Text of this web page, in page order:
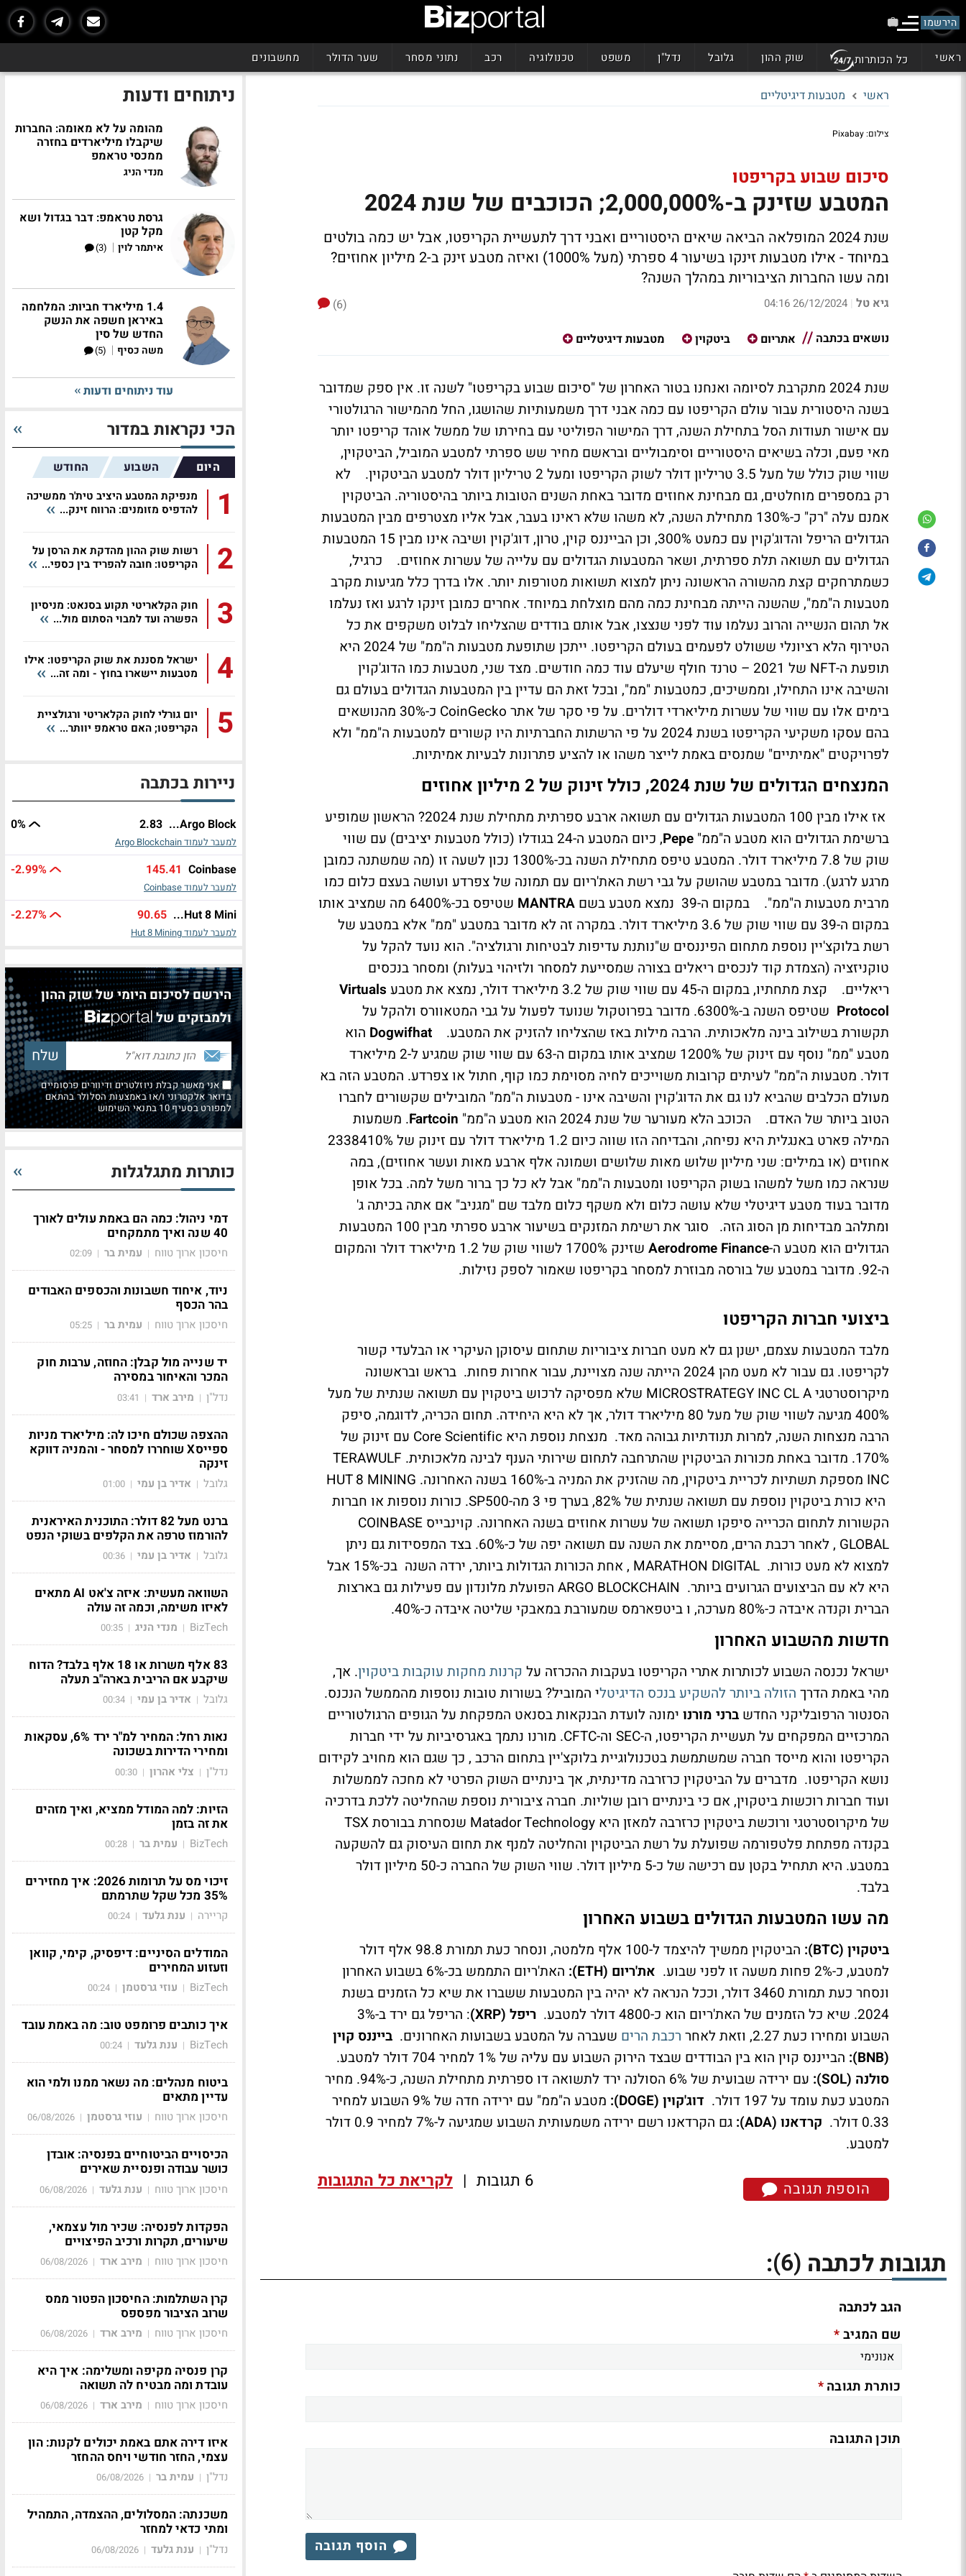
הירשמו
ראשי כל הכותרות שוק ההון גלובל נדל"ן משפט טכנולוגיה רכב נתוני מסחר שער הדולר מחשבונים
ראשי מטבעות דיגיטליים
צילום: Pixabay
סיכום שבוע בקריפטו
המטבע שזינק ב-2,000,000%; הכוכבים של שנת 2024
שנת 2024 המופלאה הביאה שיאים היסטוריים ואבני דרך לתעשיית הקריפטו, אבל יש כמה בולטים
במיוחד - אילו מטבעות זינקו בשיעור 4 ספרתי (מעל 1000%) ואיזה מטבע זינק ב-2 מיליון אחוזים?
ומה עשו החברות הציבוריות במהלך השנה?
גיא טל |
26/12/2024 04:16
(6)
נושאים בכתבה
אתריום ביטקוין מטבעות דיגיטליים
שנת 2024 מתקרבת לסיומה ואנחנו בטור האחרון של "סיכום שבוע בקריפטו" לשנה זו. אין ספק שמדובר
בשנה היסטורית עבור עולם הקריפטו עם כמה אבני דרך משמעותיות שהושגו, החל מהמישור הרגולטורי
עם אישור תעודות הסל בתחילת השנה, דרך המישור הפוליטי עם בחירתו של ממשל אוהד קריפטו יותר
מאי פעם, וכלה בשיאים היסטוריים וסימבוליים ובראשם מחיר שש ספרתי למטבע המוביל, הביטקוין,
שווי שוק כולל של מעל 3.5 טריליון דולר לשוק הקריפטו ומעל 2 טריליון דולר למטבע הביטקוין. לא
רק במספרים מוחלטים, גם מבחינת אחוזים מדובר באחת השנים הטובות ביותר בהיסטוריה. הביטקוין
אמנם עלה "רק" כ-130% מתחילת השנה, לא משהו שלא ראינו בעבר, אבל אליו מצטרפים מבין המטבעות
הגדולים הריפל והדוג'קוין עם כמעט 300%, וכן הבייננס קוין, טרון, דוג'קוין ושיבה אינו מבין 15 המטבעות
הגדולים עם תשואה תלת ספרתית, ושאר המטבעות הגדולים עם עלייה של עשרות אחוזים. כרגיל,
כשמתרחקים קצת מהשורה הראשונה ניתן למצוא תשואות מטורפות יותר. אלו בדרך כלל מגיעות מקרב
מטבעות ה"ממ", שהשנה הייתה מבחינת כמה מהם מוצלחת במיוחד. אחרים כמובן זינקו לרגע ואז נעלמו
אל תהום הנשייה והרוב נעלמו עוד לפני שנצצו, אבל אותם בודדים שהצליחו לבלוט משקפים את כל
הטירוף הלא רציונלי ששולט לפעמים בעולם הקריפטו. ייתכן שתופעת מטבעות ה"ממ" של 2024 היא
תופעת ה-NFT של 2021 – טרנד חולף שיעלם עוד כמה חודשים. מצד שני, מטבעות כמו הדוג'קוין
והשיבה אינו התחילו, וממשיכים, כמטבעות "ממ", ובכל זאת הם עדיין בין המטבעות הגדולים בעולם גם
בימים אלו עם שווי של עשרות מיליארדי דולרים. על פי סקר של אתר CoinGecko כ-30% מהנושאים
בהם עסקו משקיעי הקריפטו בשנת 2024 על פי הרשתות החברתיות היו קשורים למטבעות ה"ממ" ולא
לפרויקטים "אמיתיים" שמנסים באמת לייצר משהו או להציע פתרונות לבעיות אמיתיות.
המנצחים הגדולים של שנת 2024, כולל זינוק של 2 מיליון אחוזים
אז אילו מבין 100 המטבעות הגדולים עם תשואה ארבע ספרתית מתחילת שנת 2024? הראשון שמופיע
ברשימת הגדולים הוא מטבע ה"ממ" Pepe
, כיום המטבע ה-24 בגודלו (כולל מטבעות יציבים) עם שווי
שוק של 7.8 מיליארד דולר. המטבע טיפס מתחילת השנה בכ-1300% נכון לשעה זו (מה שמשתנה כמובן
מרגע לרגע). מדובר במטבע שהושק על גבי רשת האת'ריום עם תמונה של צפרדע ועושה בעצם כלום כמו
מרבית מטבעות ה"ממ". במקום ה-39 נמצא מטבע בשם
MANTRA
שטיפס בכ-6400% מה שמציב אותו
במקום ה-39 עם שווי שוק של 3.6 מיליארד דולר. במקרה זה לא מדובר במטבע "ממ" אלא במטבע של
רשת בלוקצ'יין נוספת מתחום הפיננסים ש"נותנת עדיפות לבטיחות ורגולציה". הוא נועד להקל על
טוקניזציה (הצמדת קוד לנכסים ריאלים בצורה שמסייעת למסחר ולזיהוי בעלות) ומסחר בנכסים
ריאליים. קצת מתחתיו, במקום ה-45 עם שווי שוק של 3.2 מיליארד דולר, נמצא את מטבע
Virtuals
Protocol
שטיפס השנה ב-6300%. מדובר בפרוטקול שנועד לפעול על גבי המטאוורס ולהקל על
תקשורת בשילוב בינה מלאכותית. הרבה מילות באז שהצליחו להזניק את המטבע. Dogwifhat הוא
מטבע "ממ" נוסף עם זינוק של 1200% שמציב אותו במקום ה-63 עם שווי שוק שמגיע ל-2 מיליארד
דולר. מטבעות ה"ממ" לעיתים קרובות משוייכים לחיה מסוימת כמו קוף, חתול או צפרדע. המטבע הזה בא
מעולם הכלבים שהביא לנו גם את הדוג'קוין והשיבה אינו - מטבעות ה"ממ" המובילים שקשורים לחברו
הטוב ביותר של האדם. הכוכב הלא מעורער של שנת 2024 הוא מטבע ה"ממ"
. משמעות
המילה פארט באנגלית היא נפיחה, והבדיחה הזו שווה כיום 1.2 מיליארד דולר עם זינוק של 2338410%
אחוזים (או במילים: שני מיליון שלוש מאות שלושים ושמונה אלף ארבע מאות ועשר אחוזים), במה
שנראה כמו משל למשהו בשוק הקריפטו ומטבעות ה"ממ" אבל לא כל כך ברור משל למה. בכל אופן
מדובר בעוד מטבע דיגיטלי שלא עושה כלום ולא משקף כלום מלבד שם "מגניב" אם אתה בכיתה ג'
ומתלהב מבדיחות מן הסוג הזה. סוגר את רשימת המזנקים בשיעור ארבע ספרתי מבין 100 המטבעות
הגדולים הוא מטבע ה-Aerodrome Finance
שזינק 1700% לשווי שוק של 1.2 מיליארד דולר והמקום
ה-92. מדובר במטבע של בורסה מבוזרת למסחר בקריפטו שאמור לספק נזילות.
ביצועי חברות הקריפטו
מלבד המטבעות עצמם, ישנן גם לא מעט חברות ציבוריות שתחום עיסוקן העיקרי או הבלעדי קשור
לקריפטו. גם עבור לא מעט מהן 2024 הייתה שנה מצויינת, עבור אחרות פחות. בראש ובראשונה
מיקרוסטרטגי MICROSTRATEGY INC CL A שלא מפסיקה לרכוש ביטקוין עם תשואה שנתית של מעל
400% מגיעה לשווי שוק של מעל 80 מיליארד דולר, אך לא היא היחידה. תחום הכריה, לדוגמה, סיפק
הרבה מנצחות השנה, למרות תנודתיות גבוהה מאד. מנצחת נוספת היא Core Scientific עם זינוק של
170%. מדובר באחת מכורות הביטקוין שהתרחבה לתחום שירותי הענף לבינה מלאכותית. TERAWULF
INC מספקת תשתיות לכריית ביטקוין, מה שהזניק את המניה ב-160% בשנה האחרונה. HUT 8 MINING
היא כורת ביטקוין נוספת עם תשואה שנתית של 82%, בערך פי 3 מה-SP500. כורות נוספות או חברות
הקשורות לתחום הכרייה סיפקו תשואה של עשרות אחוזים בשנה האחרונה. קוינבייס COINBASE
GLOBAL , לאחר רכבת הרים, מסיימת את השנה עם תשואה יפה של כ-60%. בצד המפסידות גם ניתן
למצוא לא מעט כורות. MARATHON DIGITAL , אחת הכורות הגדולות ביותר, ירדה השנה בכ-15% אבל
היא לא עם הביצועים הגרועים ביותר. ARGO BLOCKCHAIN הפועלת מלונדון עם פעילות גם בארצות
הברית וקנדה איבדה כ-80% מערכה, ו ביטפארמס שמעורבת במאבקי שליטה איבדה כ-40%.
חדשות מהשבוע האחרון
ישראל נכנסה השבוע לכותרות אתרי הקריפטו בעקבות ההכרזה על קרנות מחקות עוקבות ביטקוין. אך,
מהי באמת הדרך הזולה ביותר להשקיע בנכס הדיגיטלי המוביל? בשורות טובות נוספות מהממשל הנכנס.
הסנטור הרפובליקני החדש ברני מורנו ימונה לועדת הבנקאות בסנאט המפקחת על הגופים הרגולטוריים
המרכזיים המפקחים על תעשיית הקריפטו, ה-SEC וה-CFTC. מורנו נתמך באגרסיביות על ידי חברות
הקריפטו והוא מייסד חברה שמשתמשת בטכנולוגיית בלוקצ'יין בתחום הרכב , כך שגם הוא מחויב לקידום
נושא הקריפטו. מדברים על הביטקוין כרזרבה מדינתית, אך בינתיים השוק הפרטי לא מחכה לממשלות
ועוד חברות רוכשות ביטקוין, אם כי בינתיים רובן שוליות. חברה ציבורית נוספת שהחליטה ללכת בדרכיה
של מיקרוסטרטגי ורוכשת ביטקוין כרזרבה למאזן היא Matador Technology שנסחרת בבורסת TSX
בקנדה מפתחת פלטפורמה שפועלת על רשת הביטקוין והחליטה למנף את תחום העיסוק גם להשקעה
במטבע. היא תתחיל בקטן עם רכישה של כ-5 מיליון דולר. שווי השוק של החברה כ-50 מיליון דולר
בלבד.
מה עשו המטבעות הגדולים בשבוע האחרון
ביטקוין (BTC):
הביטקוין ממשיך להיצמד ל-100 אלף מלמטה, ונסחר כעת תמורת 98.8 אלף דולר
למטבע, כ-2% פחות משעה זו לפני שבוע.
את'ריום (ETH):
האת'ריום התממש בכ-6% בשבוע האחרון
ונסחר כעת תמורת 3460 דולר, וככל הנראה לא יהיה בין המטבעות ששברו את שיא כל הזמנים בשנת
2024. שיא כל הזמנים של האת'ריום הוא כ-4800 דולר למטבע.
ריפל (XRP)
: הריפל גם ירד ב-3%
השבוע ומחירו כעת 2.27, וזאת לאחר
רכבת הרים שעברה על המטבע בשבועות האחרונים. בייננס קוין
(BNB):
הבייננס קוין הוא בין הבודדים שבצד הירוק השבוע עם עליה של 1% למחיר 704 דולר למטבע.
סולנה (SOL):
עם ירידה שבועית של 6% הסולנה ירד לתשואה דו ספרתית מתחילת השנה, כ-94%. מחיר
המטבע כעת עומד על 197 דולר.
דוג'קוין (DOGE):
מטבע ה"ממ" עם ירידה חדה של 9% השבוע למחיר
0.33 דולר.
קרדאנו (ADA):
גם הקרדאנו רשם ירידה משמעותית השבוע שמגיעה ל-7% למחיר 0.9 דולר
למטבע.
הוספת תגובה 6 תגובות | לקריאת כל התגובות
תגובות לכתבה (6)
:
הגב לכתבה
שם המגיב*
כותרת תגובה*
תוכן התגובה
הוסף תגובה
ניתוחים ודעות
מהומה על לא מאומה: החברות
שיקבלו מיליארדים בחזרה
ממכסי טראמפ
מנדי הניג
גרסת טראמפ: דבר בגדול ושא
מקל קטן
איתמר לוין |
(3)
1.4 מיליארד חביות: המלחמה
באיראן חשפה את הנשק
החדש של סין
משה כסיף |
(5)
עוד ניתוחים ודעות
הכי נקראות במדור
היום השבוע החודש
1
מנפיקת המטבע היציב טית'ר ממשיכה
להדפיס מזומנים: הרווח זינק...
2
רשות שוק ההון מהדקת את הרסן על
הקריפטו: חובה להפריד בין כספי...
3
חוק הקלאריטי תקוע בסנאט: מניסיון
הפשרה ועד למבוי הסתום מול...
4
ישראל מסננת את שוק הקריפטו: אילו
מטבעות יישארו בחוץ - ומה זה...
5
יום גורלי לחוק הקלאריטי ורגולציית
הקריפטו; האם טראמפ יוותר...
ניירות בכתבה
Argo Block...
2.83
0%
למעבר לעמוד Argo Blockchain
Coinbase
145.41
-2.99%
למעבר לעמוד Coinbase
Hut 8 Mini...
90.65
-2.27%
למעבר לעמוד Hut 8 Mining
הירשם לסיכום היומי של שוק ההון
ולמבזקים של
אני מאשר קבלת ניוזלטרים ודיוורים פרסומיים
בדואר אלקטרוני ו/או באמצעות הסלולר בהתאם
למפורט בסעיף 10 בתנאי השימוש
כותרות מתגלגלות
דמי ניהול: כמה הם באמת עולים לאורך
40 שנה ואיך מתמקחים
חיסכון ארוך טווח | עמית בר |
02:09
ניוד, איחוד חשבונות והכספים האבודים
בהר הכסף
חיסכון ארוך טווח | עמית בר |
05:25
יד שנייה מול קבלן: החוזה, ערבות חוק
המכר והאיחור במסירה
נדל"ן | מירב ארד |
03:41
ההצפה שכולם חיכו לה: מיליארד מניות
ספייסX שוחררו למסחר - והמניה דווקא
זינקה
גלובל | אדיר בן עמי |
01:00
ברנט מעל 82 דולר: התוכנית האיראנית
להורמוז טרפה את הקלפים בשוקי הנפט
גלובל | אדיר בן עמי |
00:36
השוואה מעשית: איזה צ'אט AI מתאים
לאיזו משימה, וכמה זה עולה
BizTech
| מנדי הניג |
00:35
83 אלף משרות או 18 אלף בלבד? הדוח
שיקבע אם הריבית בארה"ב תעלה
גלובל | אדיר בן עמי |
00:34
נאות רחל: המחיר למ"ר ירד 6%, עסקאות
ומחירי הדירות בשכונה
נדל"ן | צלי אהרון |
00:30
הזיות: למה המודל ממציא, ואיך מזהים
את זה בזמן
BizTech
| עמית בר |
00:28
זיכוי מס על תרומות 2026: איך מחזירים
35% מכל שקל שתרמתם
קריירה | ענת גלעד |
00:24
המודלים הסיניים: דיפסיק, קימי, קוואן
וזעזוע המחירים
BizTech
| עוזי גרסטמן |
00:24
איך כותבים פרומפט טוב: מה באמת עובד
BizTech
| ענת גלעד |
00:24
ביטוח מנהלים: מה נשאר ממנו ולמי הוא
עדיין מתאים
חיסכון ארוך טווח | עוזי גרסטמן |
06/08/2026
הכיסויים הביטוחיים בפנסיה: אובדן
כושר עבודה ופנסיית שאירים
חיסכון ארוך טווח | ענת גלעד |
06/08/2026
הפקדות לפנסיה: שכיר מול עצמאי,
שיעורים, תקרות ורכיב הפיצויים
חיסכון ארוך טווח | מירב ארד |
06/08/2026
קרן השתלמות: החיסכון הפטור ממס
שרוב הציבור מפספס
חיסכון ארוך טווח | מירב ארד |
06/08/2026
קרן פנסיה מקיפה ומשלימה: איך היא
עובדת ומה מבטיח לה תשואה
חיסכון ארוך טווח | מירב ארד |
06/08/2026
איזו דירה אתם באמת יכולים לקנות: הון
עצמי, החזר חודשי ויחס ההחזר
נדל"ן | עמית בר |
06/08/2026
משכנתה: המסלולים, ההצמדה, התמהיל
ומתי כדאי למחזר
נדל"ן | ענת גלעד |
06/08/2026